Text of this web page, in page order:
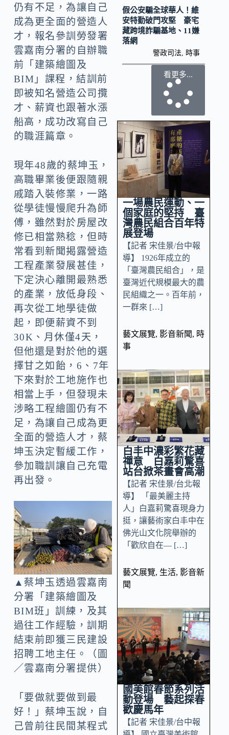
仍有不足，為讓自己
成為更全面的營造人
才，報名參訓勞發署
雲嘉南分署的自辦職
前「建築繪圖及
BIM」課程，結訓前
即被知名營造公司攬
才、薪資也跟著水漲
船高，成功改寫自己
的職涯篇章。
現年48歲的蔡坤玉，
高職畢業後便跟隨親
戚踏入裝修業，一路
從學徒慢慢爬升為師
傅，雖然對於房屋改
修已相當熟稔，但時
常看到新聞揭露營造
工程產業發展甚佳，
下定決心離開最熟悉
的產業，放低身段、
再次從工地學徒做
起，即便薪資不到
30K、月休僅4天，
但他還是對於他的選
擇甘之如飴，6、7年
下來對於工地施作也
相當上手，但發現未
涉略工程繪圖仍有不
足，為讓自己成為更
全面的營造人才，蔡
坤玉決定暫緩工作，
參加職訓讓自己充電
再出發。
▲蔡坤玉透過雲嘉南
分署「建築繪圖及
BIM班」訓練，及其
過往工作經驗，訓期
結束前即獲三民建設
招聘工地主任。（圖
／雲嘉南分署提供）
「要做就要做到最
好！」蔡坤玉說，自
己曾前往民間某程式
假公安騙全球華人！維
安特勤破門攻堅 豪宅
藏跨境詐騙基地、11嫌
落網
警政司法 時事
看更多...
一場農民運動、一
個家庭的堅持 臺
灣農民組合百年特
展登場
【記者 宋佳景/台中報
導】 1926年成立的
「臺灣農民組合」，是
臺灣近代規模最大的農
民組織之一。百年前，
一群來 […]
藝文展覽, 影音新聞, 時
事
白丰中濃彩繁花藏
禪意 白嘉莉驚喜
站台掀茶畫會高潮
【記者 宋佳景/台北報
導】 「最美麗主持
人」白嘉莉驚喜現身力
挺，讓藝術家白丰中在
佛光山文化院舉辦的
「歡欣自在— […]
藝文展覽, 生活, 影音新
聞
國美館春節系列活
動登場 藝起探春
歡慶馬年
【記者 宋佳景/台中報